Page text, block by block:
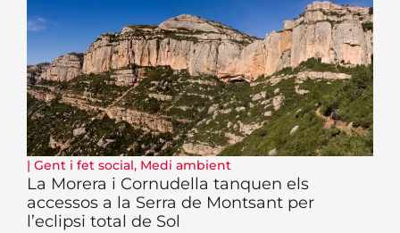
| Gent i fet social, Medi ambient
La Morera i Cornudella tanquen els
accessos a la Serra de Montsant per
l’eclipsi total de Sol